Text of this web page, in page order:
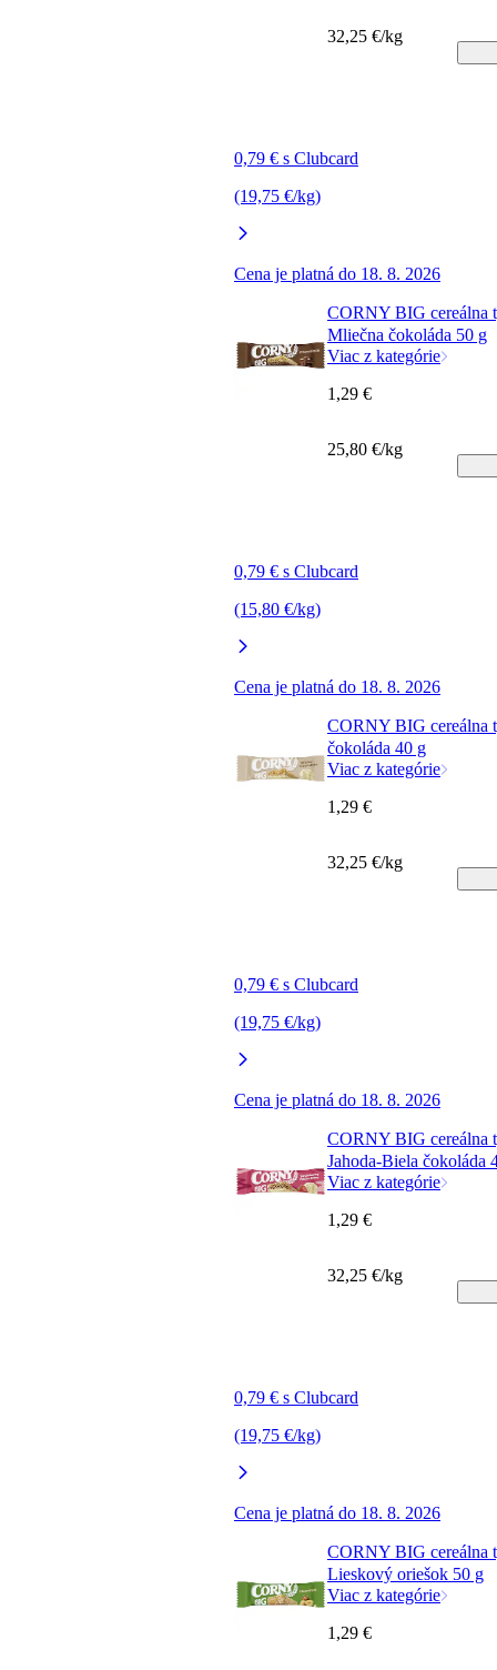
0,79 € s Clubcard
(19,75 €/kg)
Cena je platná do 18. 8. 2026
32,25 €/kg
CORNY BIG cereálna
Mliečna čokoláda 50 g
Viac z kategórie
0,79 € s Clubcard
(15,80 €/kg)
Cena je platná do 18. 8. 2026
1,29 €
25,80 €/kg
CORNY BIG cereálna
čokoláda 40 g
Viac z kategórie
0,79 € s Clubcard
(19,75 €/kg)
Cena je platná do 18. 8. 2026
1,29 €
32,25 €/kg
CORNY BIG cereálna
Jahoda-Biela čokoláda
Viac z kategórie
0,79 € s Clubcard
(19,75 €/kg)
Cena je platná do 18. 8. 2026
1,29 €
32,25 €/kg
CORNY BIG cereálna
Lieskový oriešok 50 g
Viac z kategórie
1,29 €